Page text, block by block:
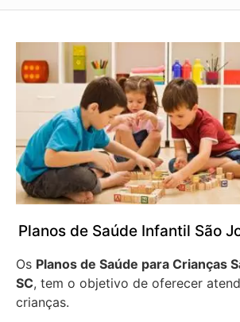
Planos de Saúde Infantil São
Os Planos de Saúde para Crianças
SC, tem o objetivo de oferecer
crianças.